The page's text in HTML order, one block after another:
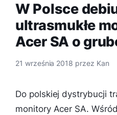
W Polsce
ultrasmukłe
Acer SA o
21 września 2018 przez Kan
Do polskiej dystrybucji
monitory Acer SA.